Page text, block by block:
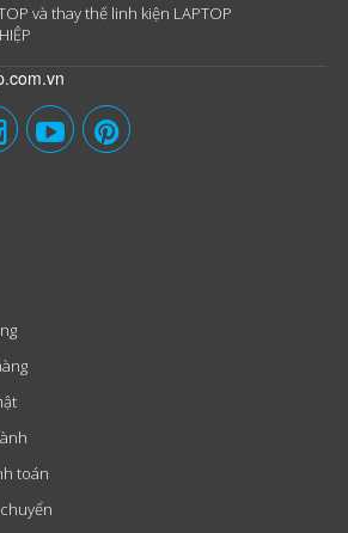
và thay thế linh kiện LAPTOP
toán